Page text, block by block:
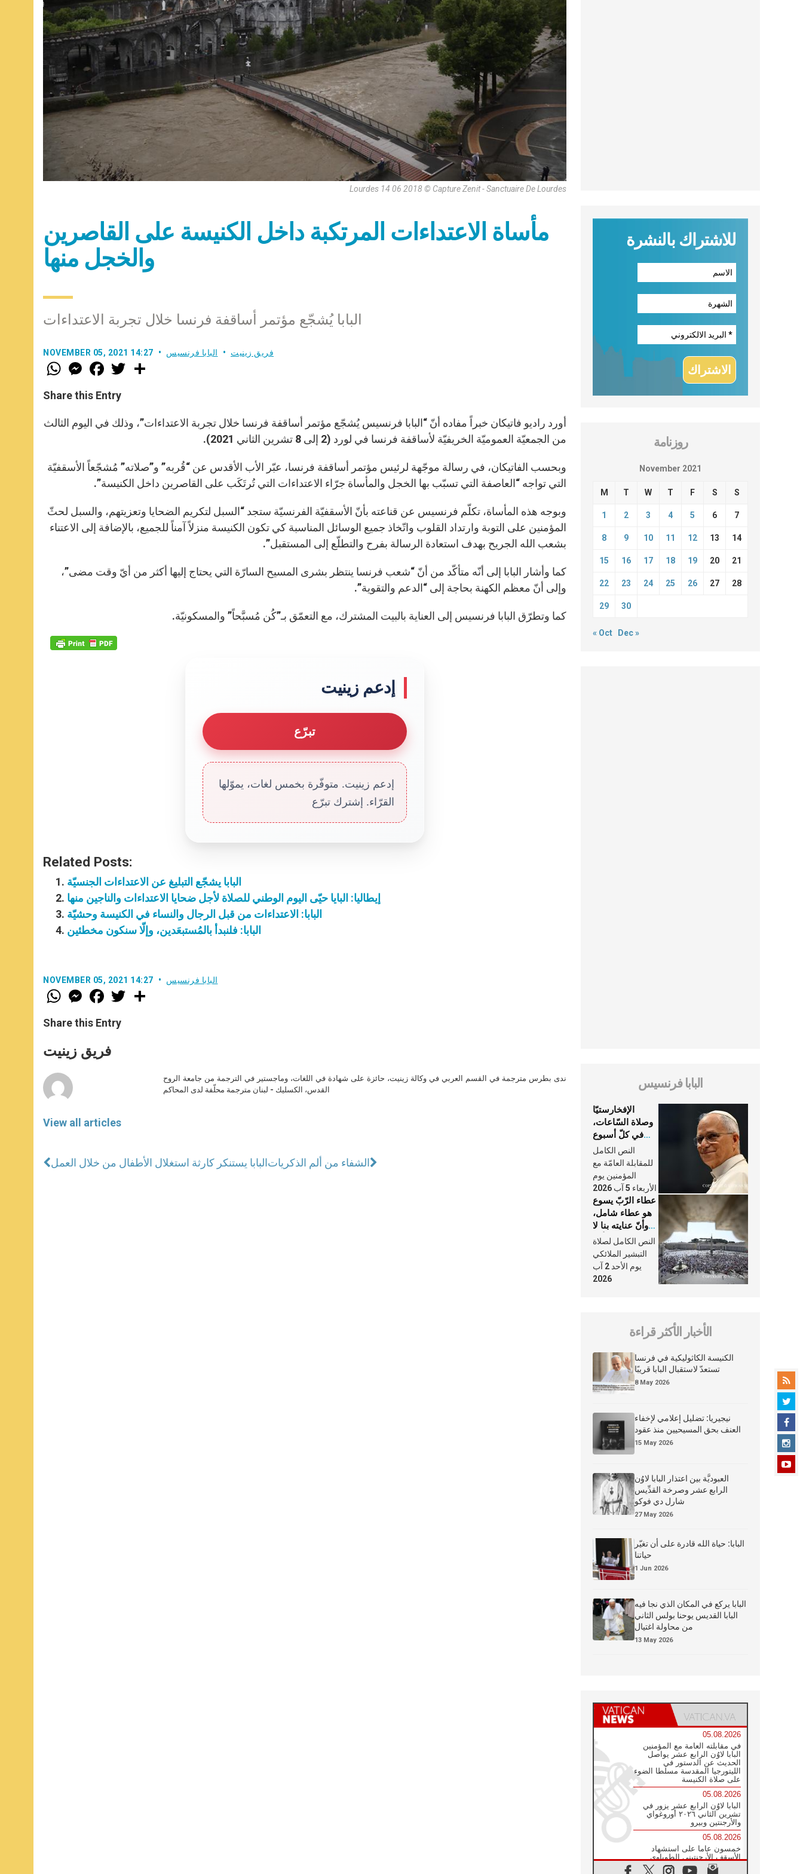
Lourdes 14 06 2018 © Capture Zenit - Sanctuaire De Lourdes
مأساة الاعتداءات المرتكبة داخل الكنيسة على القاصرين
والخجل منها
البابا يُشجّع مؤتمر أساقفة فرنسا خلال تجربة الاعتداءات
NOVEMBER 05, 2021 14:27 فريق زينيت البابا فرنسيس
W
h
t
s
p
p
M
e
s
e
g
e
F
a
e
b
o
k
w
r
Share this Entry
أورد راديو فاتيكان خبراً مفاده أنّ “البابا فرنسيس يُشجّع مؤتمر أساقفة فرنسا خلال تجربة الاعتداءات”، وذلك في اليوم الثالث
من الجمعيّة العموميّة الخريفيّة لأساقفة فرنسا في لورد (2 إلى 8 تشرين الثاني 2021).
وبحسب الفاتيكان، في رسالة موجّهة لرئيس مؤتمر أساقفة فرنسا، عبّر الأب الأقدس عن “قُربه” و”صلاته” مُشجّعاً الأسقفيّة
التي تواجه “العاصفة التي تسبّب بها الخجل والمأساة جرّاء الاعتداءات التي تُرتَكَب على القاصرين داخل الكنيسة”.
وبوجه هذه المأساة، تكلّم فرنسيس عن قناعته بأنّ الأسقفيّة الفرنسيّة ستجد “السبل لتكريم الضحايا وتعزيتهم، والسبل لحثّ
المؤمنين على التوبة وارتداد القلوب واتّخاذ جميع الوسائل المناسبة كي تكون الكنيسة منزلاً آمناً للجميع، بالإضافة إلى الاعتناء
بشعب الله الجريح بهدف استعادة الرسالة بفرح والتطلّع إلى المستقبل”.
كما وأشار البابا إلى أنّه متأكّد من أنّ “شعب فرنسا ينتظر بشرى المسيح السارّة التي يحتاج إليها أكثر من أيّ وقت مضى”،
وإلى أنّ معظم الكهنة بحاجة إلى “الدعم والتقوية”.
كما وتطرّق البابا فرنسيس إلى العناية بالبيت المشترك، مع التعمّق بـ”كُن مُسبَّحاً” والمسكونيّة.
إدعم زينيت
تبرّع
إدعم زينيت. متوفّرة بخمس لغات، يموّلها
القرّاء. إشترك تبرّع
Related Posts:
البابا يشجّع التبليغ عن الاعتداءات الجنسيّة
إيطاليا: البايا حيّى اليوم الوطني للصلاة لأجل ضحايا الاعتداءات والناجين منها
البابا: الاعتداءات من قبل الرجال والنساء في الكنيسة وحشيّة
البابا: فلنبدأ بالمُستبعَدين، وإلّا سنكون مخطئين
NOVEMBER 05, 2021 14:27 البابا فرنسيس
W
h
t
s
p
p
M
e
s
e
g
e
F
a
e
b
o
k
w
Share this Entry
فريق زينيت
View all articles
ندى بطرس مترجمة في القسم العربي في وكالة زينيت، حائزة على شهادة في اللغات، وماجستير في الترجمة من جامعة الروح
القدس، الكسليك - لبنان مترجمة محلّفة لدى المحاكم
البابا يستنكر كارثة استغلال الأطفال من خلال العملالشفاء من ألم الذكريات
للاشتراك بالنشرة
روزنامة
November 2021
M T W T F S S
1 2 3 4 5 6 7
8 9 10 11 12 13 14
15 16 17 18 19 20 21
22 23 24 25 26 27 28
29 30
« Oct Dec »
البابا فرنسيس
الإفخارستيّا
وصلاة السّاعات،
في كلّ أسبوع
وكلّ يوم، هما
النَّفَس في حياة
الكنيسة
النص الكامل
للمقابلة العامّة مع
المؤمنين يوم
الأربعاء 5 آب 2026
عطاء الرّبّ يسوع
هو عطاء شامل،
وأنّ عنايته بنا لا
تغيب عنّا أبدًا
النص الكامل لصلاة
التبشير الملائكي
يوم الأحد 2 آب
2026
الأخبار الأكثر قراءة
الكنيسة الكاثوليكية في فرنسا
تستعدّ لاستقبال البابا قريبًا
8 May 2026
نيجيريا: تضليل إعلامي لإخفاء
العنف بحق المسيحيين منذ عقود
15 May 2026
العبوديَّة بين اعتذار البابا لاوُن
الرابع عشر وصرخة القدِّيس
شارل دي فوكو
27 May 2026
البابا: حياة الله قادرة على أن تغيّر
حياتنا
1 Jun 2026
البابا يركع في المكان الذي نجا فيه
البابا القديس يوحنا بولس الثاني
من محاولة اغتيال
13 May 2026
05.08.2026
في مقابلته العامة مع المؤمنين
البابا لاوُن الرابع عشر يواصل
الحديث عن الدستور في
الليتورجيا المقدسة مسلطا الضوء
على صلاة الكنيسة
05.08.2026
البابا لاوُن الرابع عشر يزور في
تشرين الثاني ٢٠٢٦ أوروغواي
والأرجنتين وبيرو
05.08.2026
خمسون عاما على استشهاد
الأسقف الأرجنتيني الطوباوي
إنريكي أنجيليلي